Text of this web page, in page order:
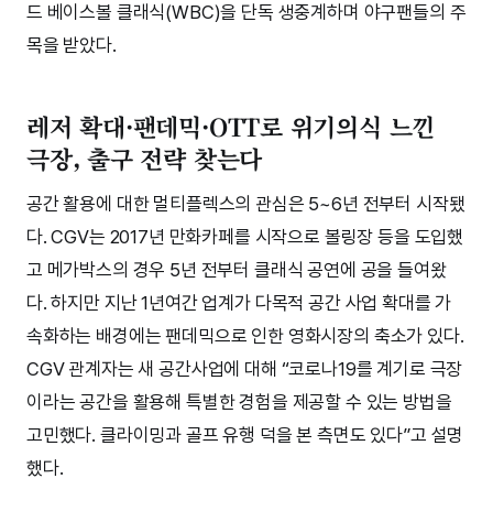
드 베이스볼 클래식(WBC)을 단독 생중계하며 야구팬들의 주
목을 받았다.
레저 확대·팬데믹·OTT로 위기의식 느낀
극장, 출구 전략 찾는다
공간 활용에 대한 멀티플렉스의 관심은 5~6년 전부터 시작됐
다. CGV는 2017년 만화카페를 시작으로 볼링장 등을 도입했
고 메가박스의 경우 5년 전부터 클래식 공연에 공을 들여왔
다. 하지만 지난 1년여간 업계가 다목적 공간 사업 확대를 가
속화하는 배경에는 팬데믹으로 인한 영화시장의 축소가 있다.
CGV 관계자는 새 공간사업에 대해 “코로나19를 계기로 극장
이라는 공간을 활용해 특별한 경험을 제공할 수 있는 방법을
고민했다. 클라이밍과 골프 유행 덕을 본 측면도 있다”고 설명
했다.